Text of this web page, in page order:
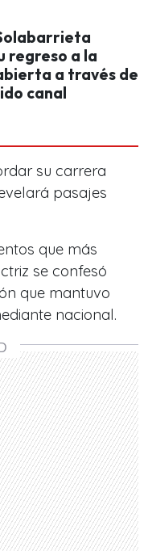
regreso a la
a través de
canal
su carrera
pasajes
que más
se confesó
que mantuvo
nacional.